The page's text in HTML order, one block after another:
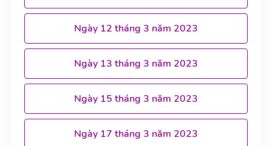
Ngày 12 tháng 3 năm 2023
Ngày 13 tháng 3 năm 2023
Ngày 15 tháng 3 năm 2023
Ngày 17 tháng 3 năm 2023